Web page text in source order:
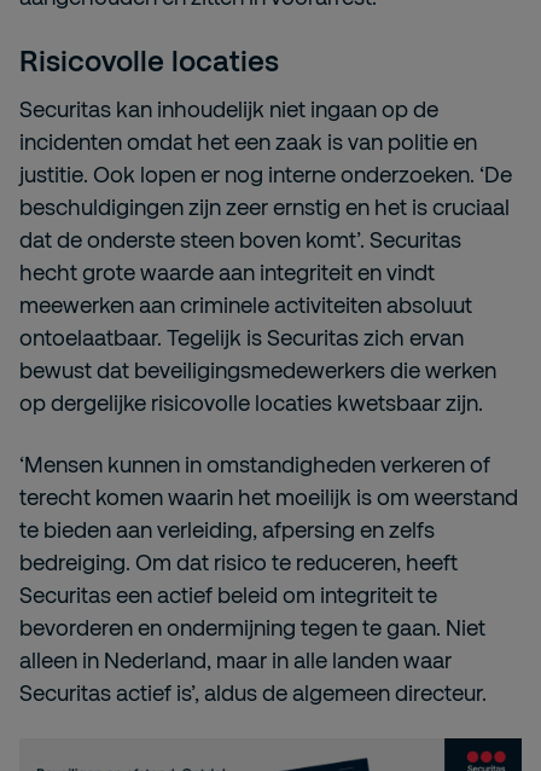
Risicovolle locaties
Securitas kan inhoudelijk niet ingaan op de
incidenten omdat het een zaak is van politie en
justitie. Ook lopen er nog interne onderzoeken. ‘De
beschuldigingen zijn zeer ernstig en het is cruciaal
dat de onderste steen boven komt’. Securitas
hecht grote waarde aan integriteit en vindt
meewerken aan criminele activiteiten absoluut
ontoelaatbaar. Tegelijk is Securitas zich ervan
bewust dat beveiligingsmedewerkers die werken
op dergelijke risicovolle locaties kwetsbaar zijn.
‘Mensen kunnen in omstandigheden verkeren of
terecht komen waarin het moeilijk is om weerstand
te bieden aan verleiding, afpersing en zelfs
bedreiging. Om dat risico te reduceren, heeft
Securitas een actief beleid om integriteit te
bevorderen en ondermijning tegen te gaan. Niet
alleen in Nederland, maar in alle landen waar
Securitas actief is’, aldus de algemeen directeur.